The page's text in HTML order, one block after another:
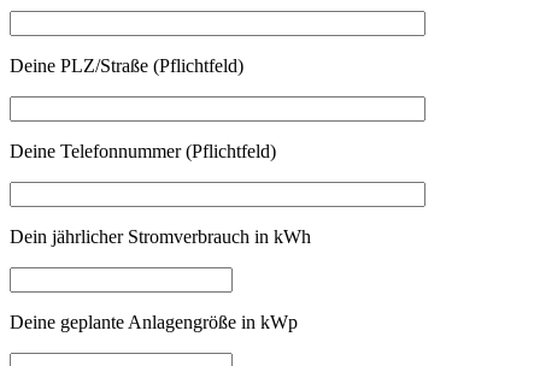
Deine PLZ/Straße (Pflichtfeld)
Deine Telefonnummer (Pflichtfeld)
Dein jährlicher Stromverbrauch in kWh
Deine geplante Anlagengröße in kWp